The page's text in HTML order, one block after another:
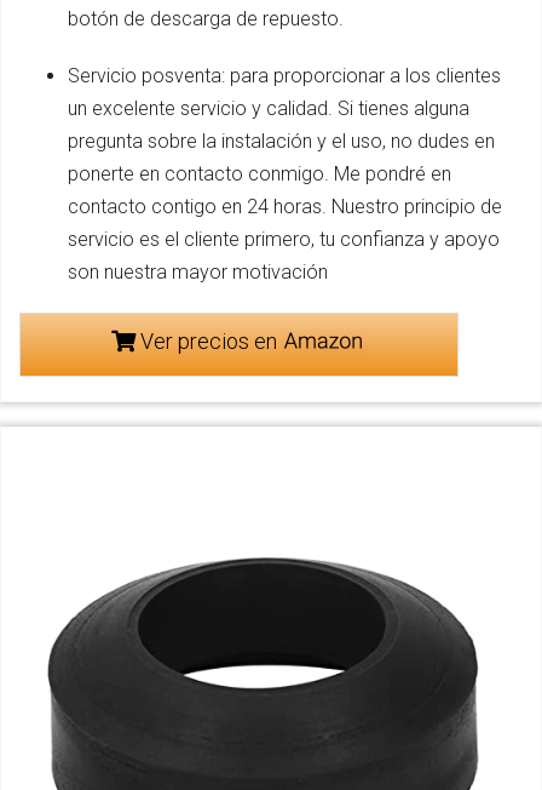
botón de descarga de repuesto.
Servicio posventa: para proporcionar a los clientes
un excelente servicio y calidad. Si tienes alguna
pregunta sobre la instalación y el uso, no dudes en
ponerte en contacto conmigo. Me pondré en
contacto contigo en 24 horas. Nuestro principio de
servicio es el cliente primero, tu confianza y apoyo
son nuestra mayor motivación
Ver precios en